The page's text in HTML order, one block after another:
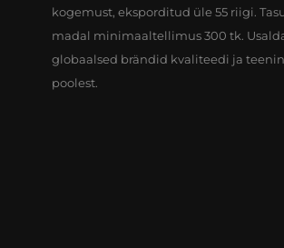
kogemust, eksporditud üle 55 riigi.
madal minimaaltellimus 300 tk.
globaalsed brändid kvaliteedi ja
poolest.